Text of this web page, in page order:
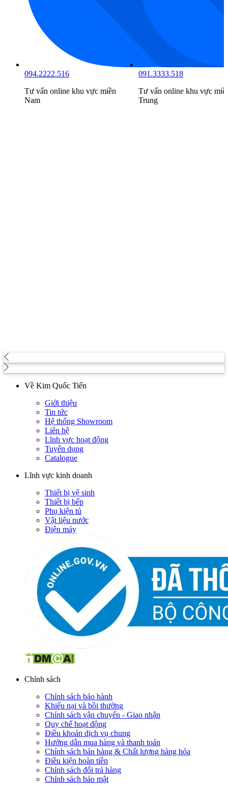
094.2222.516
Tư vấn online khu vực miền
Nam
091.3333.518
Tư vấn online khu vực
Trung
Về Kim Quốc Tiến
Giới thiệu
Tin tức
Hệ thống Showroom
Liên hệ
Lĩnh vực hoạt động
Tuyển dụng
Catalogue
Lĩnh vực kinh doanh
Thiết bị vệ sinh
Thiết bị bếp
Phụ kiện tủ
Vật liệu nước
Điện máy
Chính sách
Chính sách bảo hành
Khiếu nại và bồi thường
Chính sách vận chuyển - Giao nhận
Quy chế hoạt động
Điều khoản dịch vụ chung
Hướng dẫn mua hàng và thanh toán
Chính sách bán hàng & Chất lượng hàng hóa
Điều kiện hoàn tiền
Chính sách đổi trả hàng
Chính sách bảo mật